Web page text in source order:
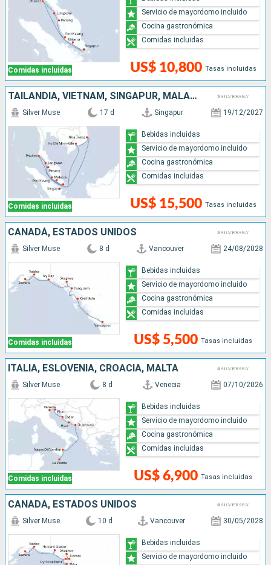
Comidas incluidas US$ 10,800 Tasas incluidas
Servicio de mayordomo incluido
Cocina gastronómica
Comidas incluidas
TAILANDIA, VIETNAM, SINGAPUR, MALASIA
Comidas incluidas
Silver Muse 17 d Singapur 19/12/2027
US$ 15,500 Tasas incluidas
Bebidas incluidas
Servicio de mayordomo incluido
Cocina gastronómica
Comidas incluidas
CANADÁ, ESTADOS UNIDOS
Comidas incluidas
Silver Muse 8 d Vancouver 24/08/2028
US$ 5,500 Tasas incluidas
Bebidas incluidas
Servicio de mayordomo incluido
Cocina gastronómica
Comidas incluidas
ITALIA, ESLOVENIA, CROACIA, MALTA
Comidas incluidas
Silver Muse 8 d Venecia 07/10/2026
US$ 6,900 Tasas incluidas
Bebidas incluidas
Servicio de mayordomo incluido
Cocina gastronómica
Comidas incluidas
CANADÁ, ESTADOS UNIDOS
Silver Muse 10 d Vancouver 30/05/2028
Bebidas incluidas
Servicio de mayordomo incluido